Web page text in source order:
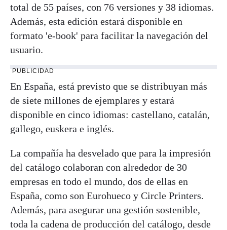
total de 55 países, con 76 versiones y 38 idiomas.
Además, esta edición estará disponible en
formato 'e-book' para facilitar la navegación del
usuario.
PUBLICIDAD
En España, está previsto que se distribuyan más
de siete millones de ejemplares y estará
disponible en cinco idiomas: castellano, catalán,
gallego, euskera e inglés.
La compañía ha desvelado que para la impresión
del catálogo colaboran con alrededor de 30
empresas en todo el mundo, dos de ellas en
España, como son Eurohueco y Circle Printers.
Además, para asegurar una gestión sostenible,
toda la cadena de producción del catálogo, desde